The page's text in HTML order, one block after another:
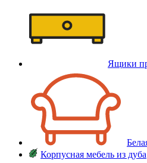
Ящики
Корпусная мебель из дуба